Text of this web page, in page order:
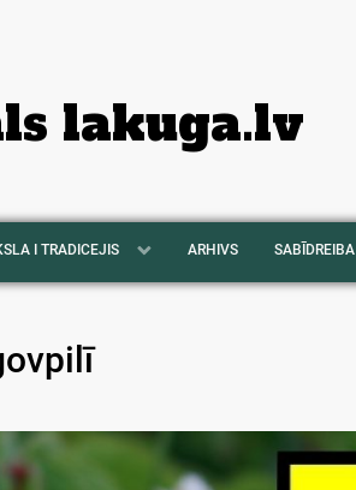
lakuga.lv
I TRADICEJIS ARHIVS SABĪDREIBA